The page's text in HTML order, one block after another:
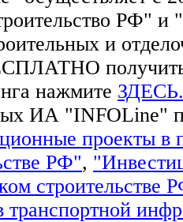
РФ" и
и
получить
нажмите ЗДЕСЬ.
ИА "INFOLine"
проекты
РФ",
строительстве
транспортной